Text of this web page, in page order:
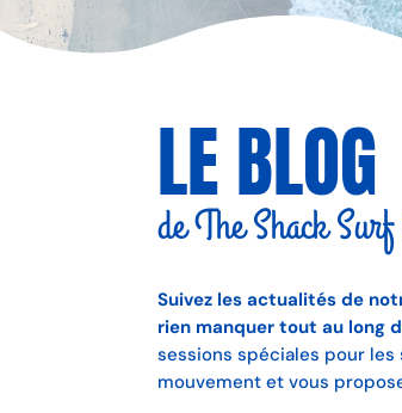
LE BLOG
de The Shack
Suivez les actualités de
rien manquer tout au long
sessions spéciales pour
mouvement et vous